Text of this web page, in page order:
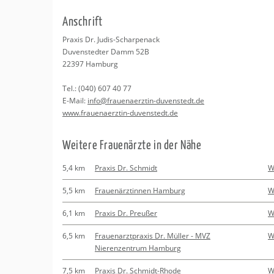
Beratung
Kurse
Regionale Tipps
An­schrift
Pra­xis Dr. Judis-Schar­pen­ack
Du­ven­sted­ter Damm 52B
22397 Ham­burg
Tel.:(040) 607 40 77
E-Mail: info@​fra​uena​erzt​in-​duvenstedt.​de
www.​fra​uena​erzt​in-​duvenstedt.​de
Wei­te­re Frau­en­ärz­te in der Nähe
5,4 km Praxis Dr. Schmidt
5,5 km Frauenärztinnen Hamburg
6,1 km Praxis Dr. Preußer
6,5 km
Frauenarztpraxis Dr. Müller - MVZ
Nierenzentrum Hamburg
7,5 km Praxis Dr. Schmidt-Rhode